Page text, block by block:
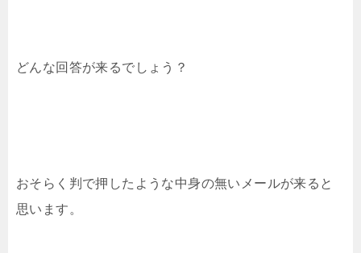
どんな回答が来るでしょう？
おそらく判で押したような中身の無いメールが来ると
思います。